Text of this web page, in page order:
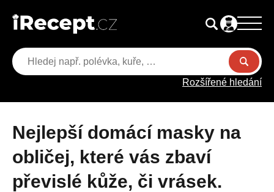
Rozšířené hledání
Nejlepší domácí masky na
obličej, které vás zbaví
převislé kůže, či vrásek.